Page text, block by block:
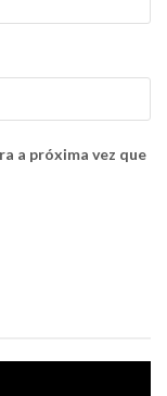
a próxima vez que